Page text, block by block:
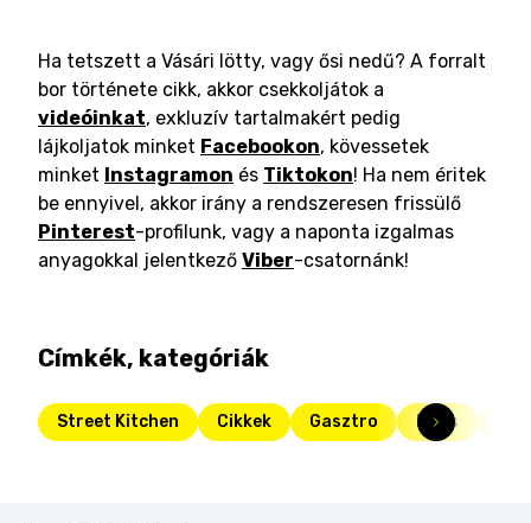
Ha tetszett a Vásári lötty, vagy ősi nedű? A forralt
bor története cikk, akkor csekkoljátok a
videóinkat, exkluzív tartalmakért pedig
lájkoljatok minket Facebookon, kövessetek
minket Instagramon és Tiktokon! Ha nem éritek
be ennyivel, akkor irány a rendszeresen frissülő
Pinterest-profilunk, vagy a naponta izgalmas
anyagokkal jelentkező Viber-csatornánk!
Címkék, kategóriák
Street Kitchen Cikkek Gasztro Friss